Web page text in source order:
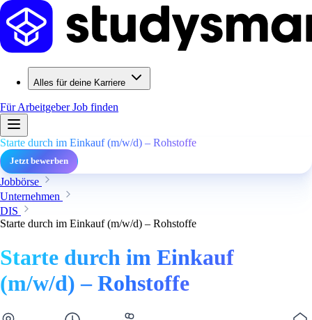
Alles für deine Karriere
Für ArbeitgeberJob finden
Starte durch im Einkauf (m/w/d) – Rohstoffe
Jetzt bewerben
Jobbörse
Unternehmen
DIS
Starte durch im Einkauf (m/w/d) – Rohstoffe
Starte durch im Einkauf
(m/w/d) – Rohstoffe